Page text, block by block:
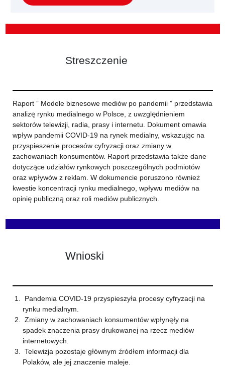
Streszczenie
Raport ” Modele biznesowe mediów po pandemii ” przedstawia
analizę rynku medialnego w Polsce, z uwzględnieniem
sektorów telewizji, radia, prasy i internetu. Dokument omawia
wpływ pandemii COVID-19 na rynek medialny, wskazując na
przyspieszenie procesów cyfryzacji oraz zmiany w
zachowaniach konsumentów. Raport przedstawia także dane
dotyczące udziałów rynkowych poszczególnych podmiotów
oraz wpływów z reklam. W dokumencie poruszono również
kwestie koncentracji rynku medialnego, wpływu mediów na
opinię publiczną oraz roli mediów publicznych.
Wnioski
Pandemia COVID-19 przyspieszyła procesy cyfryzacji na
rynku medialnym.
Zmiany w zachowaniach konsumentów wpłynęły na
spadek znaczenia prasy drukowanej na rzecz mediów
internetowych.
Telewizja pozostaje głównym źródłem informacji dla
Polaków, ale jej znaczenie maleje.